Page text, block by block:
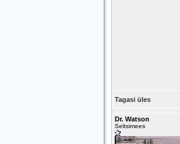
Tagasi üles
Dr. Watson
Seltsimees